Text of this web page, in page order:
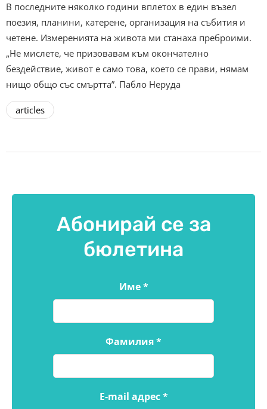
В последните няколко години вплетох в един възел
поезия, планини, катерене, организация на събития и
четене. Измеренията на живота ми станаха преброими.
„Не мислете, че призовавам към окончателно
бездействие, живот е само това, което се прави, нямам
нищо общо със смъртта”. Пабло Неруда
articles
Абонирай се за
бюлетина
Име*
Фамилия*
E-mail адрес*